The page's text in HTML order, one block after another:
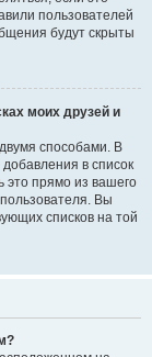
пользователей
будут скрыты
моих друзей и
способами. В
в список
это прямо из вашего
Вы
списков на той